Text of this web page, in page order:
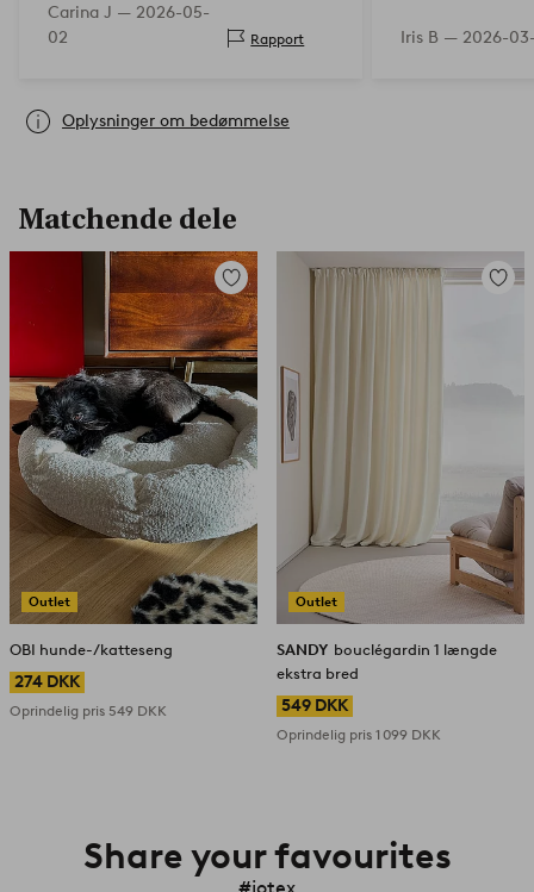
Carina J — 2026-05-
02
Rapport Iris B — 2026-
Oplysninger om bedømmelse
Matchende dele
Outlet
Tilføj
til
favoritter
OBI hunde-/katteseng
274 DKK
Oprindelig pris 549 DKK
Outlet
Tilføj
SANDY bouclégardin 1 længde
ekstra bred
549 DKK
Oprindelig pris 1 099 DKK
Share your favourites